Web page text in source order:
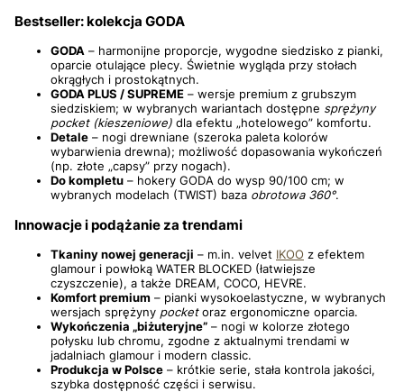
Bestseller: kolekcja GODA
GODA – harmonijne proporcje, wygodne siedzisko z pianki,
oparcie otulające plecy. Świetnie wygląda przy stołach
okrągłych i prostokątnych.
GODA PLUS / SUPREME – wersje premium z grubszym
siedziskiem; w wybranych wariantach dostępne sprężyny
pocket (kieszeniowe) dla efektu „hotelowego” komfortu.
Detale – nogi drewniane (szeroka paleta kolorów
wybarwienia drewna); możliwość dopasowania wykończeń
(np. złote „capsy” przy nogach).
Do kompletu – hokery GODA do wysp 90/100 cm; w
wybranych modelach (TWIST) baza obrotowa 360°.
Innowacje i podążanie za trendami
Tkaniny nowej generacji – m.in. velvet IKOO z efektem
glamour i powłoką WATER BLOCKED (łatwiejsze
czyszczenie), a także DREAM, COCO, HEVRE.
Komfort premium – pianki wysokoelastyczne, w wybranych
wersjach sprężyny pocketoraz ergonomiczne oparcia.
Wykończenia „biżuteryjne” – nogi w kolorze złotego
połysku lub chromu, zgodne z aktualnymi trendami w
jadalniach glamour i modern classic.
Produkcja w Polsce – krótkie serie, stała kontrola jakości,
szybka dostępność części i serwisu.